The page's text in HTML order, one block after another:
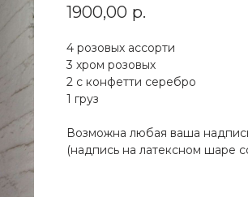
1900,00 р.
4 розовых ассорти
3 хром розовых
2 с конфетти серебро
1 груз
Возможна любая ваша
(надпись на латексном шаре